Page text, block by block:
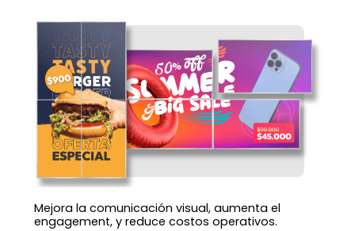
Mejora la comunicación visual, aumenta el
engagement, y reduce costos operativos.